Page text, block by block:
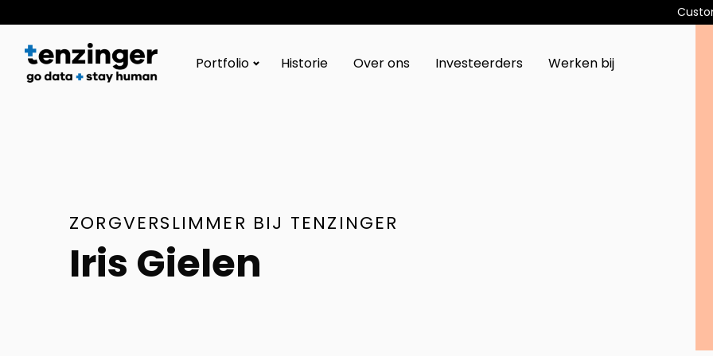
Portfolio Historie Over ons Investeerders Werken bij
ZORGVERSLIMMER BIJ TENZINGER
Iris Gielen